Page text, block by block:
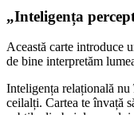
„Inteligența
Această carte introduce
de bine interpretăm
Inteligența relațională nu
ceilalți. Cartea te învață